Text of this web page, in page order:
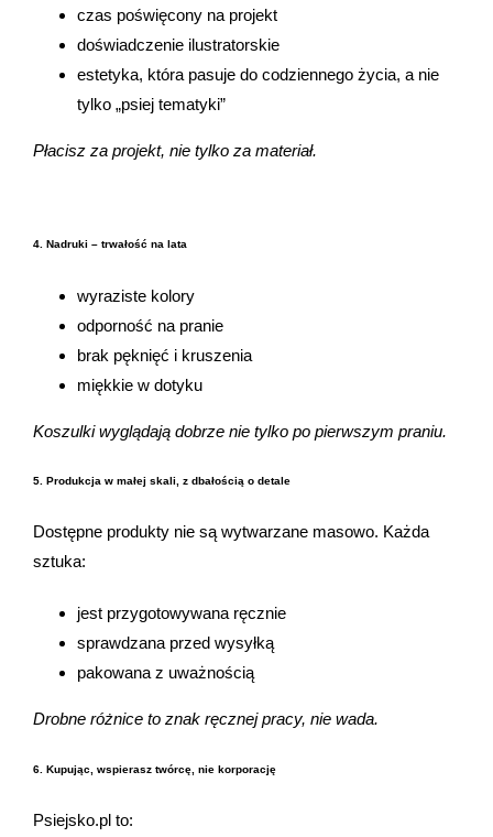
czas poświęcony na projekt
doświadczenie ilustratorskie
estetyka, która pasuje do codziennego życia, a nie
tylko „psiej tematyki”
Płacisz za projekt, nie tylko za materiał.
4. Nadruki – trwałość na lata
wyraziste kolory
odporność na pranie
brak pęknięć i kruszenia
miękkie w dotyku
Koszulki wyglądają dobrze nie tylko po pierwszym praniu.
5. Produkcja w małej skali, z dbałością o detale
Dostępne produkty nie są wytwarzane masowo. Każda
sztuka:
jest przygotowywana ręcznie
sprawdzana przed wysyłką
pakowana z uważnością
Drobne różnice to znak ręcznej pracy, nie wada.
6. Kupując, wspierasz twórcę, nie korporację
Psiejsko.pl to: